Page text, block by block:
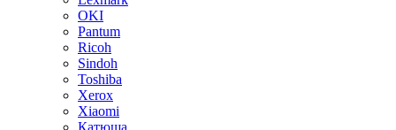
OKI
Pantum
Ricoh
Sindoh
Toshiba
Xerox
Xiaomi